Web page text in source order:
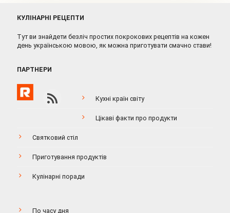
КУЛІНАРНІ РЕЦЕПТИ
Тут ви знайдети безліч простих покрокових рецептів на кожен
день українською мовою, як можна приготувати смачно стави!
ПАРТНЕРИ
Кухні країн світу
Цікаві факти про продукти
Святковий стіл
Приготування продуктів
Кулінарні поради
По часу дня